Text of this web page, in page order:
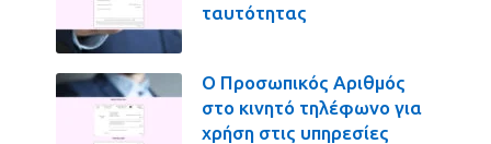
ταυτότητας
Ο Προσωπικός Αριθμός
στο κινητό τηλέφωνο για
χρήση στις υπηρεσίες